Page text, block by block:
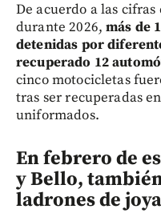
De acuerdo a las
durante 2026,más de
detenidas por
recuperado 12
cinco motocicletas
tras ser recuperadas
uniformados.
En febrero de
y Bello,
ladrones de